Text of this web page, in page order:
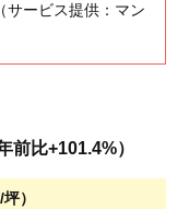
サービス提供：マン
前比+101.4%）
）